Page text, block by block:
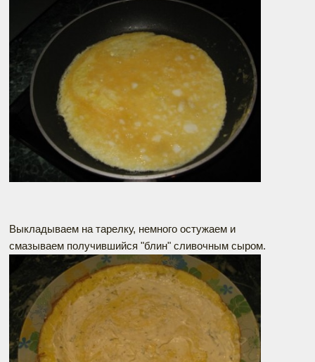
Выкладываем на тарелку, немного остужаем и
смазываем получившийся "блин" сливочным сыром.